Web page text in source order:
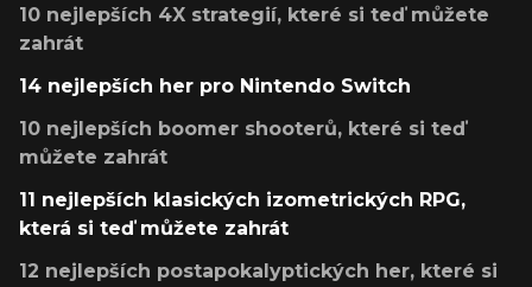
10 nejlepších 4X strategií, které si teď můžete
zahrát
14 nejlepších her pro Nintendo Switch
10 nejlepších boomer shooterů, které si teď
můžete zahrát
11 nejlepších klasických izometrických RPG,
která si teď můžete zahrát
12 nejlepších postapokalyptických her, které si